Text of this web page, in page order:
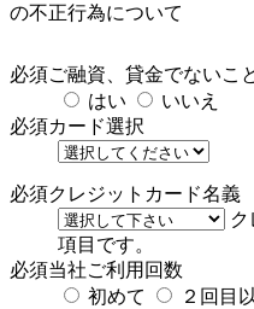
必須ご融資、貸金でないこ
はい
いいえ
必須カード選択
必須クレジットカード名義
項目です。
必須当社ご利用回数
初めて
２回目